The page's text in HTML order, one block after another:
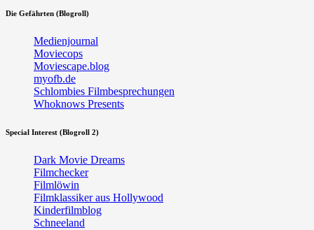
Die Gefährten (Blogroll)
Medienjournal
Moviecops
Moviescape.blog
myofb.de
Schlombies Filmbesprechungen
Whoknows Presents
Special Interest (Blogroll 2)
Dark Movie Dreams
Filmchecker
Filmlöwin
Filmklassiker aus Hollywood
Kinderfilmblog
Schneeland